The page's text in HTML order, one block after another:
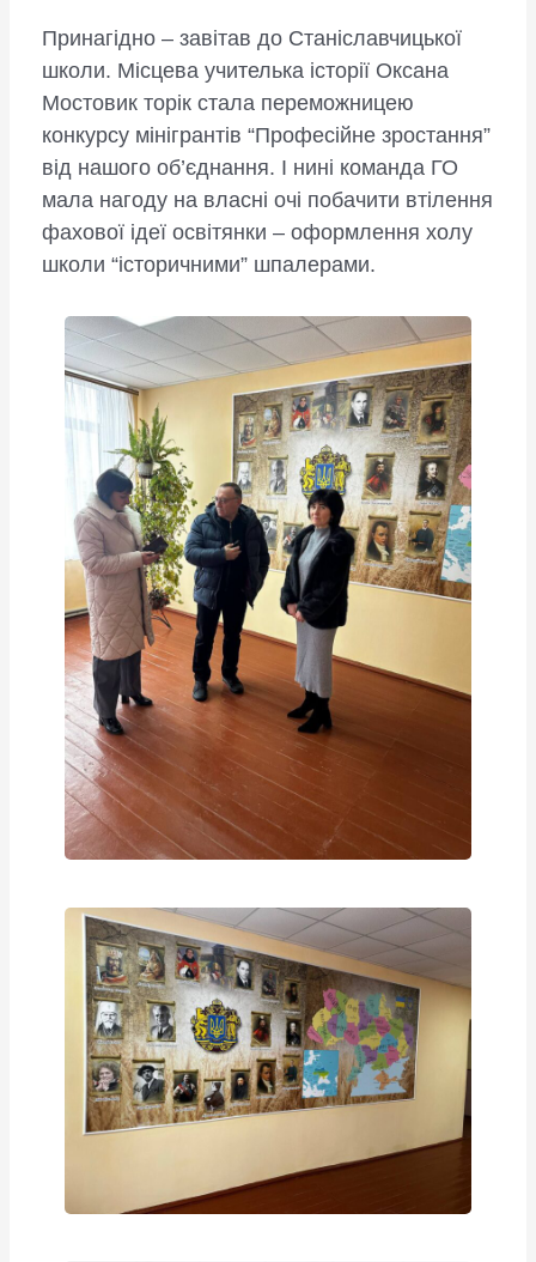
Принагідно – завітав до Станіславчицької
школи. Місцева учителька історії Оксана
Мостовик торік стала переможницею
конкурсу мінігрантів “Професійне зростання”
від нашого об’єднання. І нині команда ГО
мала нагоду на власні очі побачити втілення
фахової ідеї освітянки – оформлення холу
школи “історичними” шпалерами.